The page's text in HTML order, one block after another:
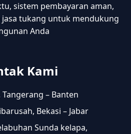
sistem pembayaran aman,
tukang untuk mendukung
Anda
Kami
Tangerang – Banten
Bekasi – Jabar
Sunda kelapa,